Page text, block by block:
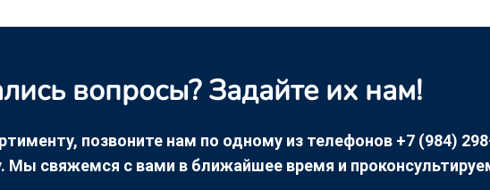
вопросы? Задайте их нам!
позвоните нам по одному из телефонов +7 (984)
Мы свяжемся с вами в ближайшее время и